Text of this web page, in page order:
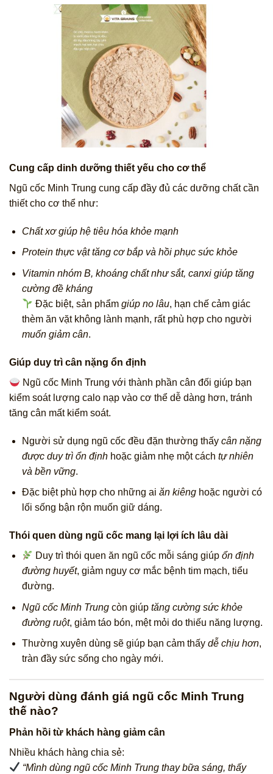
Cung cấp dinh dưỡng thiết yếu cho cơ thể
Ngũ cốc Minh Trung cung cấp đầy đủ các dưỡng chất cần
thiết cho cơ thể như:
Chất xơ giúp hệ tiêu hóa khỏe mạnh
Protein thực vật tăng cơ bắp và hồi phục sức khỏe
Vitamin nhóm B, khoáng chất như sắt, canxi giúp tăng
cường đề kháng
Đặc biệt, sản phẩmgiúp no lâu, hạn chế cảm giác
thèm ăn vặt không lành mạnh, rất phù hợp cho người
muốn giảm cân.
Giúp duy trì cân nặng ổn định
Ngũ cốc Minh Trung với thành phần cân đối giúp bạn
kiểm soát lượng calo nạp vào cơ thể dễ dàng hơn, tránh
tăng cân mất kiểm soát.
Người sử dụng ngũ cốc đều đặn thường thấy cân nặng
được duy trì ổn địnhhoặc giảm nhẹ một cách tự nhiên
và bền vững.
Đặc biệt phù hợp cho những ai ăn kiênghoặc người có
lối sống bận rộn muốn giữ dáng.
Thói quen dùng ngũ cốc mang lại lợi ích lâu dài
Duy trì thói quen ăn ngũ cốc mỗi sáng giúpổn định
đường huyết, giảm nguy cơ mắc bệnh tim mạch, tiểu
đường.
Ngũ cốc Minh Trungcòn giúp tăng cường sức khỏe
đường ruột, giảm táo bón, mệt mỏi do thiếu năng lượng.
Thường xuyên dùng sẽ giúp bạn cảm thấy dễ chịu hơn,
tràn đầy sức sống cho ngày mới.
Người dùng đánh giá ngũ cốc Minh Trung
thế nào?
Phản hồi từ khách hàng giảm cân
Nhiều khách hàng chia sẻ:
“Mình dùng ngũ cốc Minh Trung thay bữa sáng, thấy